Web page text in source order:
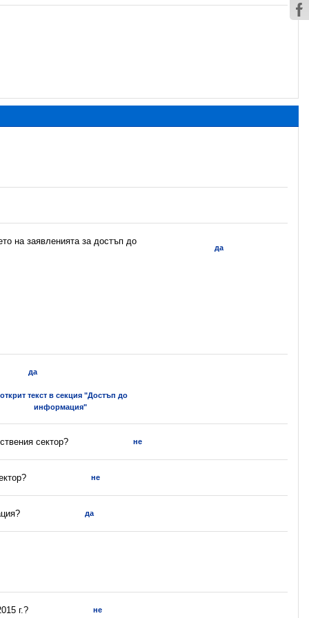
на заявленията за достъп до
да
да
текст в секция "Достъп до
информация"
сектор? не
не
да
г.? не